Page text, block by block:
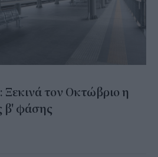
τον Οκτώβριο η
β' φάσης